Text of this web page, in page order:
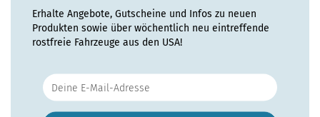
Erhalte Angebote, Gutscheine und Infos zu neuen
Produkten sowie über wöchentlich neu eintreffende
rostfreie Fahrzeuge aus den USA!